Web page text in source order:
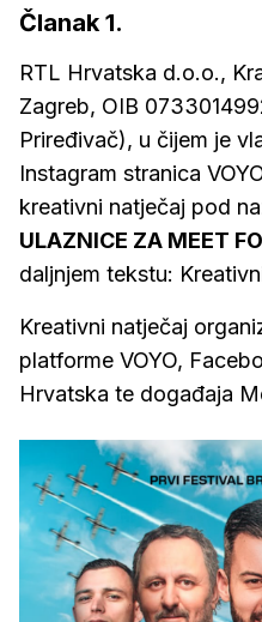
Članak 1.
RTL Hrvatska d.o.o.,
Zagreb, OIB
Priređivač), u čijem je
Instagram stranica
kreativni natječaj pod
ULAZNICE ZA MEET
daljnjem tekstu:
Kreativni natječaj
platforme VOYO,
Hrvatska te događaja